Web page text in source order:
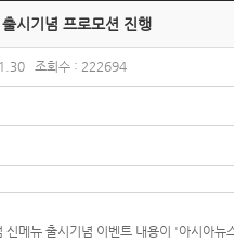
시기념 프로모션 진행
조회수 : 222694
신메뉴 출시기념 이벤트 내용이 '아시아뉴